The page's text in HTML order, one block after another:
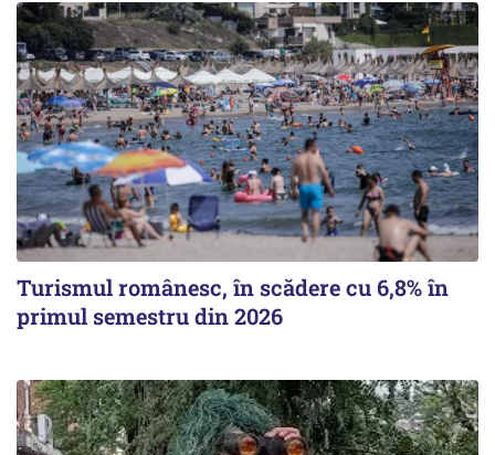
Turismul românesc, în scădere cu 6,8% în
primul semestru din 2026